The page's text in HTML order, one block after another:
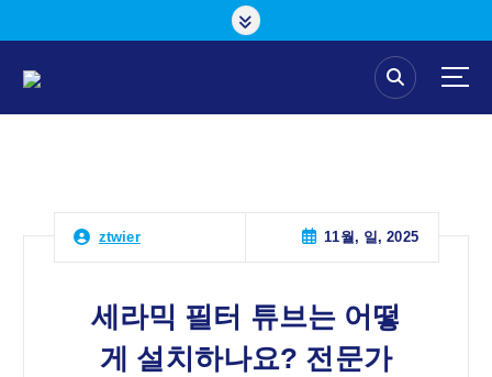
ztwier 11월, 일, 2025
세라믹 필터 튜브는 어떻
게 설치하나요? 전문가